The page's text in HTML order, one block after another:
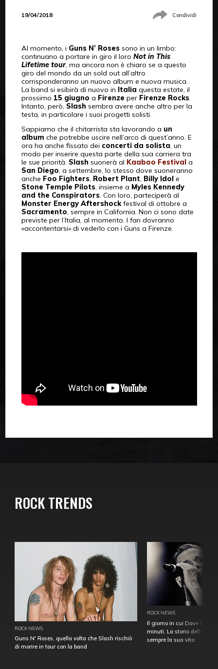
19/04/2018 Condividi
Al momento, i Guns N’ Rosessono in un limbo:
continuano a portare in giro il loro Not in This
Lifetime tour, ma ancora non è chiaro se a questo
giro del mondo da un sold out all’altro
corrisponderanno un nuovo album e nuova musica.
La band si esibirà di nuovo in Italia questa estate, il
prossimo 15 giugno a Firenze per Firenze Rocks.
Intanto, però, Slash sembra avere anche altro per la
testa, in particolare i suoi progetti solisti.
Sappiamo che il chitarrista sta lavorando a un
album che potrebbe uscire nell’arco di quest’anno. E
ora ha anche fissato dei concerti da solista, un
modo per inserire questa parte della sua carriera tra
le sue priorità. Slash suonerà al Kaaboo Festivala
San Diego, a settembre, lo stesso dove suoneranno
anche Foo Fighters, Robert Plant, Billy Idole
Stone Temple Pilots, insieme a Myles Kennedy
and the Conspirators. Con loro, parteciperà al
Monster Energy Aftershockfestival di ottobre a
Sacramento, sempre in California. Non ci sono date
previste per l’Italia, al momento. I fan dovranno
«accontentarsi» di vederlo con i Guns a Firenze.
ROCK TRENDS
ROCK NEWS
Guns N' Roses, quella volta che Slash rischiò
di morire in tour con la band
ROCK NEWS
Il giorno in cui Dave
minuti. La storia
sempre la sua vita